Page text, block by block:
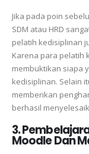
Jika pada poin
SDM atau HRD
pelatih kedisiplinan
Karena para pelatih
membuktikan siapa
kedisiplinan. Selain
memberikan
berhasil
3.
Moodle Dan